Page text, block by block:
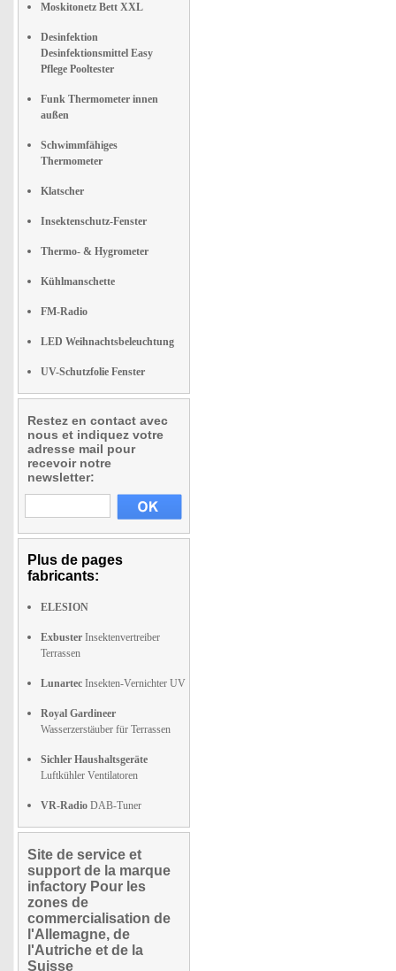
Moskitonetz Bett XXL
Desinfektion
Desinfektionsmittel Easy
Pflege Pooltester
Funk Thermometer innen
außen
Schwimmfähiges
Thermometer
Klatscher
Insektenschutz-Fenster
Thermo- & Hygrometer
Kühlmanschette
FM-Radio
LED Weihnachtsbeleuchtung
UV-Schutzfolie Fenster
Restez en contact avec
nous et indiquez votre
adresse mail pour
recevoir notre
newsletter:
Plus de pages
fabricants:
ELESION
Exbuster Insektenvertreiber
Terrassen
Lunartec Insekten-Vernichter UV
Royal Gardineer
Wasserzerstäuber für Terrassen
Sichler Haushaltsgeräte
Luftkühler Ventilatoren
VR-Radio DAB-Tuner
Site de service et
support de la marque
infactory Pour les
zones de
commercialisation de
l'Allemagne, de
l'Autriche et de la
Suisse